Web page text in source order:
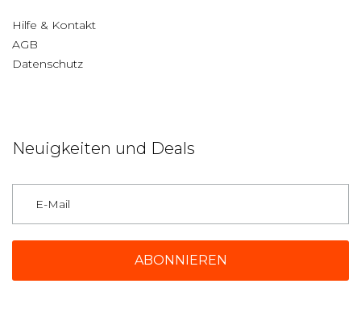
Hilfe & Kontakt
AGB
Datenschutz
Neuigkeiten und Deals